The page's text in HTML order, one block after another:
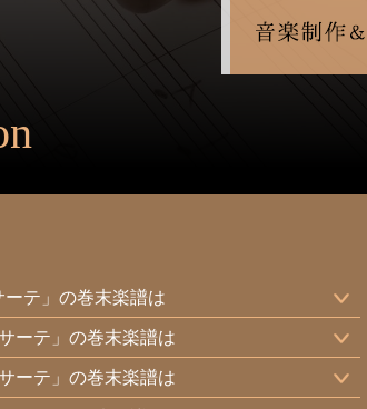
テ」の巻末楽譜は
ーテ」の巻末楽譜は
ーテ」の巻末楽譜は